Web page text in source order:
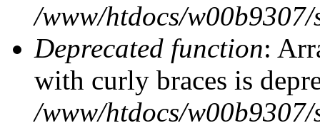
/www/htdocs/
Deprecated function:
with curly braces is
/www/htdocs/